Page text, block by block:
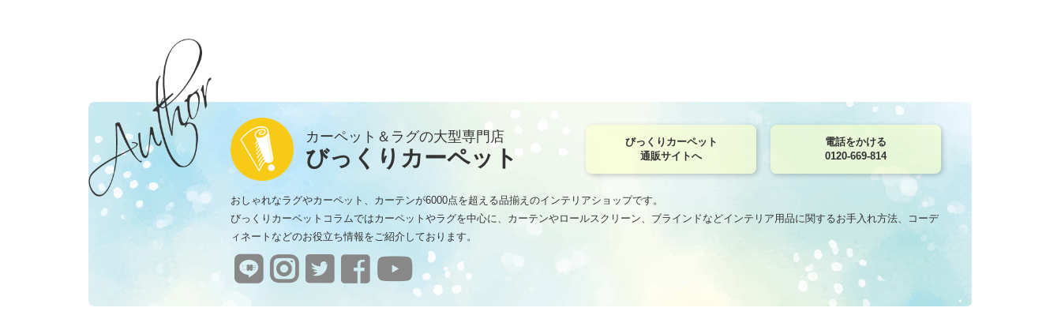
カーペット＆ラグの大型専門店
びっくりカーペット
びっくりカーペット
通販サイトへ
電話をかける
0120-669-814
おしゃれなラグやカーペット、カーテンが6000点を超える品揃えのインテリアショップです。
びっくりカーペットコラムではカーペットやラグを中心に、カーテンやロールスクリーン、ブラインドなどインテリア用品に関するお手入れ方法、コーデ
ィネートなどのお役立ち情報をご紹介しております。